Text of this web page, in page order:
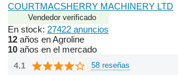
COURTMACSHERRY MACHINERY LTD
Vendedor verificado
En stock: 27422 anuncios
12 años en Agroline
10 años en el mercado
4.1 58 reseñas